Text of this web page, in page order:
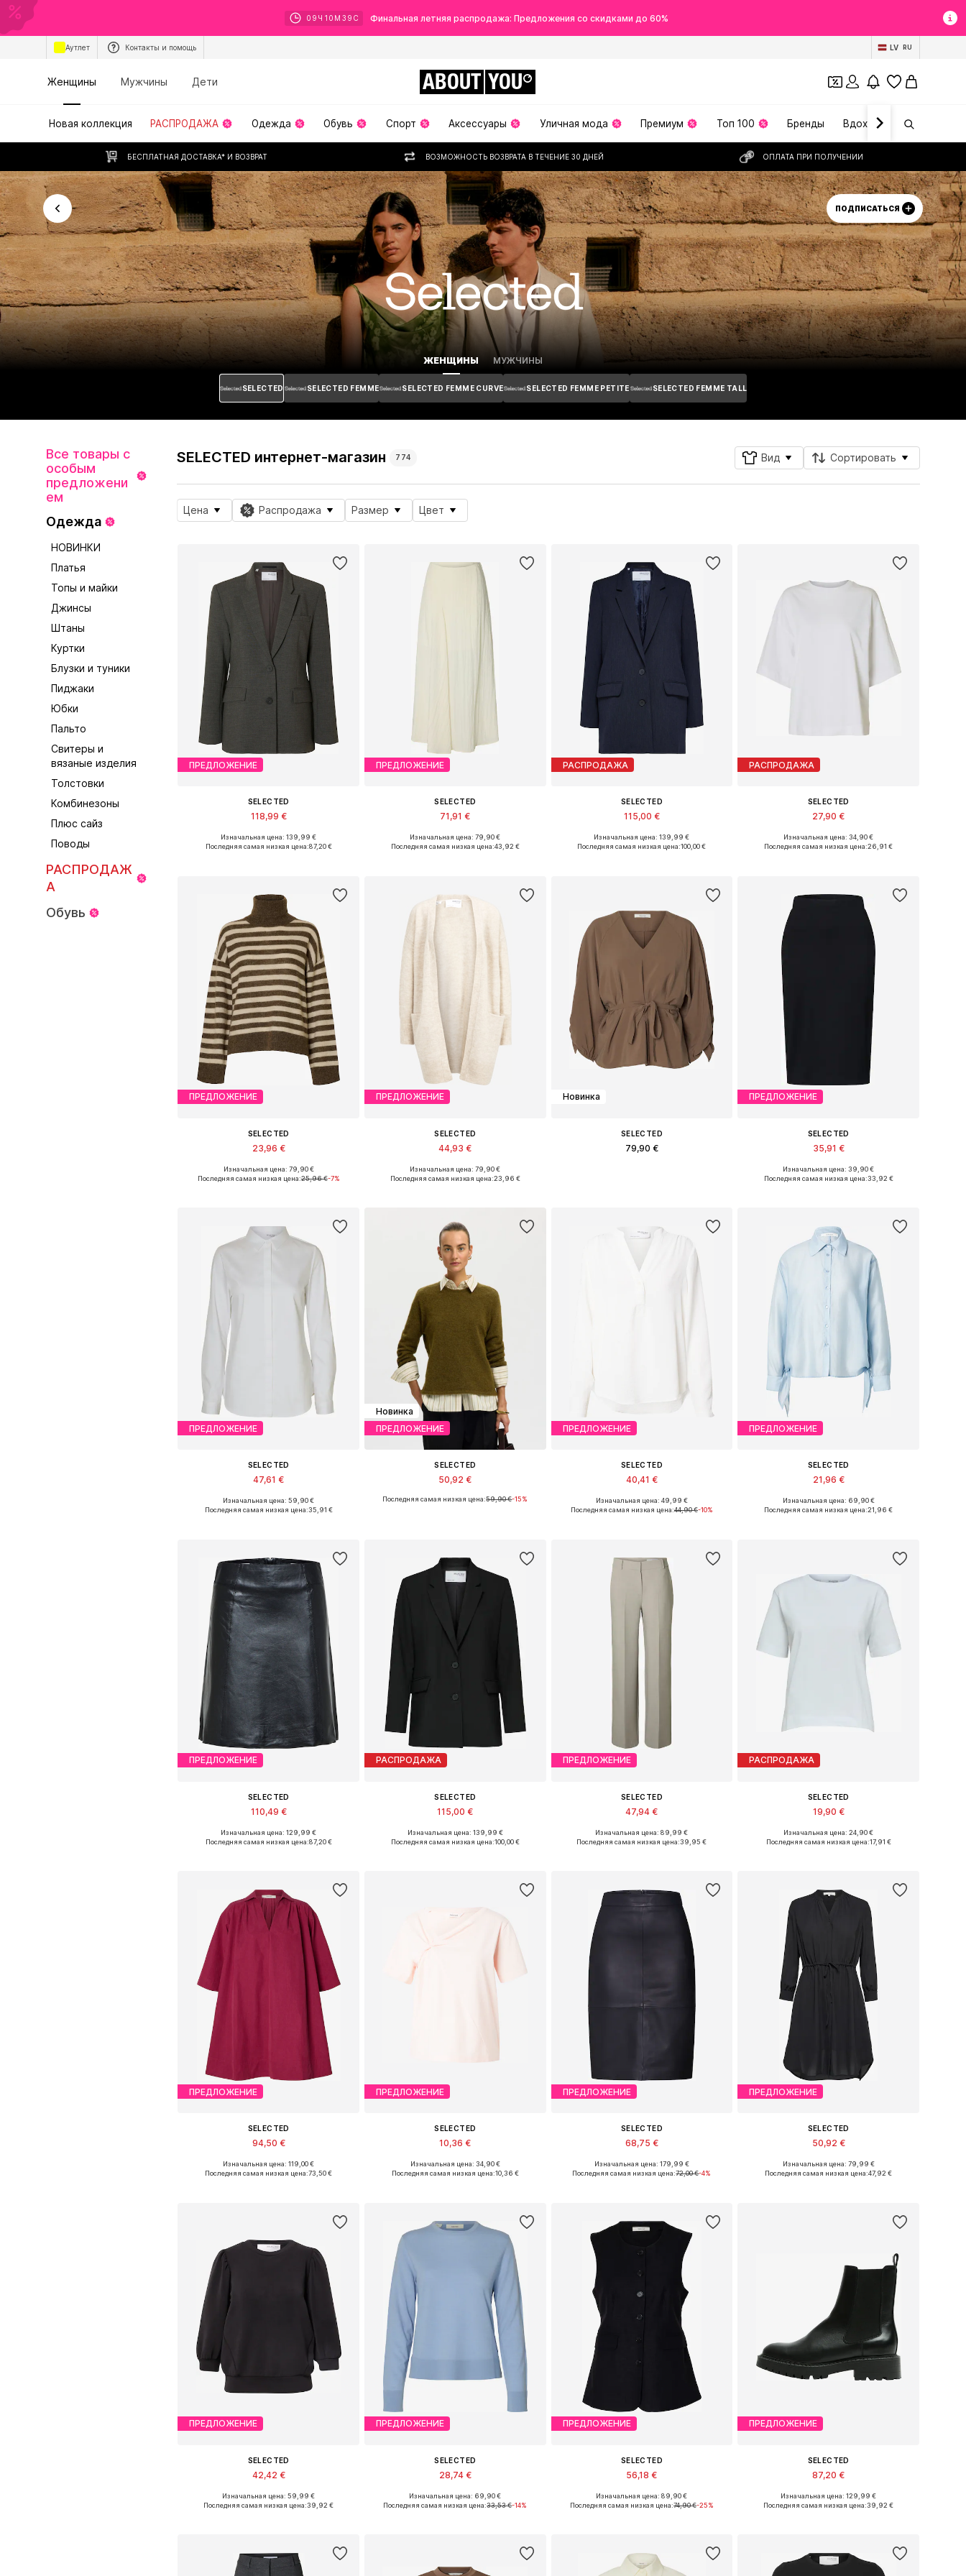
09 Ч 10 М 37 С Финальная летняя распродажа: Предложения со скидками до 60%
Аутлет Контакты и помощь LV RU
Женщины Мужчины Дети ABOUT YOU
Новая коллекция РАСПРОДАЖА Одежда Обувь Спорт Аксессуары Уличная мода Премиум Топ 100 Бренды Вдохновение
БЕСПЛАТНАЯ ДОСТАВКА* И ВОЗВРАТ ВОЗМОЖНОСТЬ ВОЗВРАТА В ТЕЧЕНИЕ 30 ДНЕЙ ОПЛАТА ПРИ ПОЛУЧЕНИИ
ПОДПИСАТЬСЯ
ЖЕНЩИНЫ МУЖЧИНЫ
SELECTED SELECTED FEMME SELECTED FEMME CURVE SELECTED FEMME PETITE SELECTED FEMME TALL
Все товары с
особым
предложени
ем
Одежда
НОВИНКИ
Платья
Топы и майки
Джинсы
Штаны
Куртки
Блузки и туники
Пиджаки
Юбки
Пальто
Свитеры и
вязаные изделия
Толстовки
Комбинезоны
Плюс сайз
Поводы
РАСПРОДАЖ
А
Обувь
SELECTED интернет-магазин 774 Вид Сортировать
Цена Распродажа Размер Цвет
ПРЕДЛОЖЕНИЕ
SELECTED
118,99 €
Доступные размеры: 34, 36, 38, 40, 42, 44
Изначальная цена: 139,99 €
Последняя самая низкая цена:87,20 €
ПРЕДЛОЖЕНИЕ
SELECTED
71,91 €
Доступные размеры: 34, 36, 38, 40
Изначальная цена: 79,90 €
Последняя самая низкая цена:43,92 €
РАСПРОДАЖА
SELECTED
115,00 €
Доступные размеры: 34, 36, 38, 40, 42, 44
Изначальная цена: 139,99 €
Последняя самая низкая цена:100,00 €
РАСПРОДАЖА
SELECTED
27,90 €
+2
Доступные размеры: XS, S, M, L, XL
Изначальная цена: 34,90 €
Последняя самая низкая цена:26,91 €
ПРЕДЛОЖЕНИЕ
SELECTED
23,96 €
Доступные размеры: XS, S, M, L, XL
Изначальная цена: 79,90 €
Последняя самая низкая цена:25,96 €-7%
ПРЕДЛОЖЕНИЕ
SELECTED
44,93 €
Доступные размеры: S, M, L
Изначальная цена: 79,90 €
Последняя самая низкая цена:23,96 €
Новинка
SELECTED
79,90 €
ПРЕДЛОЖЕНИЕ
SELECTED
35,91 €
Доступные размеры: 34, 36, 38, 40, 42, 44
Изначальная цена: 39,90 €
Последняя самая низкая цена:33,92 €
ПРЕДЛОЖЕНИЕ
SELECTED
47,61 €
Доступные размеры: XS, S, M, L, XL, XXL
Изначальная цена: 59,90 €
Последняя самая низкая цена:35,91 €
Новинка
ПРЕДЛОЖЕНИЕ
SELECTED
50,92 €
+5
Доступные размеры: XS, S, M, L, XL
Последняя самая низкая цена:59,90 €-15%
ПРЕДЛОЖЕНИЕ
SELECTED
40,41 €
Доступные размеры: XS, S, M, L, XL, XXL
Изначальная цена: 49,99 €
Последняя самая низкая цена:44,90 €-10%
ПРЕДЛОЖЕНИЕ
SELECTED
21,96 €
Доступные размеры: XS, S, M, L
Изначальная цена: 69,90 €
Последняя самая низкая цена:21,96 €
ПРЕДЛОЖЕНИЕ
SELECTED
110,49 €
Доступные размеры: 34, 36, 38, 40, 42, 44
Изначальная цена: 129,99 €
Последняя самая низкая цена:87,20 €
РАСПРОДАЖА
SELECTED
115,00 €
Доступные размеры: 34, 36, 38, 40, 42, 44
Изначальная цена: 139,99 €
Последняя самая низкая цена:100,00 €
ПРЕДЛОЖЕНИЕ
SELECTED
47,94 €
+2
Изначальная цена: 89,99 €
Последняя самая низкая цена:39,95 €
РАСПРОДАЖА
SELECTED
19,90 €
+7
Доступные размеры: XS, S, M, L, XL, XXL
Изначальная цена: 24,90 €
Последняя самая низкая цена:17,91 €
ПРЕДЛОЖЕНИЕ
SELECTED
94,50 €
Доступные размеры: 34, 36, 38, 40
Изначальная цена: 119,00 €
Последняя самая низкая цена:73,50 €
ПРЕДЛОЖЕНИЕ
SELECTED
10,36 €
Доступные размеры: XS, S, M, L
Изначальная цена: 34,90 €
Последняя самая низкая цена:10,36 €
ПРЕДЛОЖЕНИЕ
SELECTED
68,75 €
Доступные размеры: 34, 36, 38, 40, 42
Изначальная цена: 179,99 €
Последняя самая низкая цена:72,00 €-4%
ПРЕДЛОЖЕНИЕ
SELECTED
50,92 €
Доступные размеры: 34, 36, 38, 40, 42, 44
Изначальная цена: 79,99 €
Последняя самая низкая цена:47,92 €
ПРЕДЛОЖЕНИЕ
SELECTED
42,42 €
+4
Доступные размеры: XS, S, M, L, XL
Изначальная цена: 59,99 €
Последняя самая низкая цена:39,92 €
ПРЕДЛОЖЕНИЕ
SELECTED
28,74 €
+1
Доступные размеры: XS, S, M, L, XL, XXL
Изначальная цена: 69,90 €
Последняя самая низкая цена:33,53 €-14%
ПРЕДЛОЖЕНИЕ
SELECTED
56,18 €
Доступные размеры: XS, S, M, L
Изначальная цена: 89,90 €
Последняя самая низкая цена:74,90 €-25%
ПРЕДЛОЖЕНИЕ
SELECTED
87,20 €
Доступные размеры: 37
Изначальная цена: 129,99 €
Последняя самая низкая цена:39,92 €